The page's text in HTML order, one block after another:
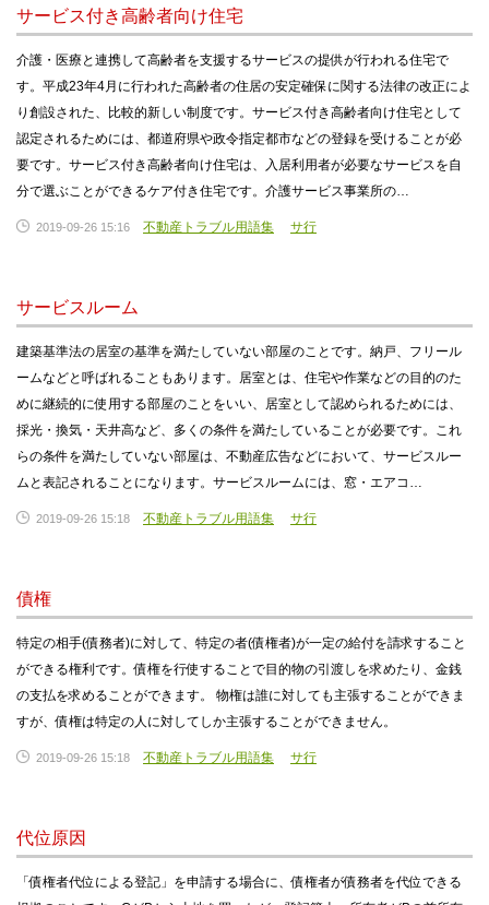
サービス付き高齢者向け住宅
介護・医療と連携して高齢者を支援するサービスの提供が行われる住宅で
す。平成23年4月に行われた高齢者の住居の安定確保に関する法律の改正によ
り創設された、比較的新しい制度です。サービス付き高齢者向け住宅として
認定されるためには、都道府県や政令指定都市などの登録を受けることが必
要です。サービス付き高齢者向け住宅は、入居利用者が必要なサービスを自
分で選ぶことができるケア付き住宅です。介護サービス事業所の…
2019-09-26 15:16 不動産トラブル用語集 サ行
サービスルーム
建築基準法の居室の基準を満たしていない部屋のことです。納戸、フリール
ームなどと呼ばれることもあります。居室とは、住宅や作業などの目的のた
めに継続的に使用する部屋のことをいい、居室として認められるためには、
採光・換気・天井高など、多くの条件を満たしていることが必要です。これ
らの条件を満たしていない部屋は、不動産広告などにおいて、サービスルー
ムと表記されることになります。サービスルームには、窓・エアコ…
2019-09-26 15:18 不動産トラブル用語集 サ行
債権
特定の相手(債務者)に対して、特定の者(債権者)が一定の給付を請求すること
ができる権利です。債権を行使することで目的物の引渡しを求めたり、金銭
の支払を求めることができます。 物権は誰に対しても主張することができま
すが、債権は特定の人に対してしか主張することができません。
2019-09-26 15:18 不動産トラブル用語集 サ行
代位原因
「債権者代位による登記」を申請する場合に、債権者が債務者を代位できる